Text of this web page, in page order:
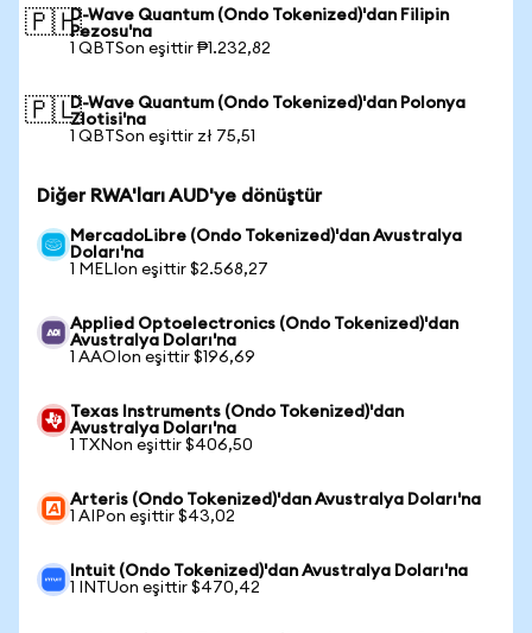
🇵🇭D-Wave Quantum (Ondo Tokenized)'dan Filipin
Pezosu'na
1 QBTSon eşittir ₱1.232,82
🇵🇱D-Wave Quantum (Ondo Tokenized)'dan Polonya
Zlotisi'na
1 QBTSon eşittir zł 75,51
Diğer RWA'ları AUD'ye dönüştür
MercadoLibre (Ondo Tokenized)'dan Avustralya
Doları'na
1 MELIon eşittir $2.568,27
Applied Optoelectronics (Ondo Tokenized)'dan
Avustralya Doları'na
1 AAOIon eşittir $196,69
Texas Instruments (Ondo Tokenized)'dan
Avustralya Doları'na
1 TXNon eşittir $406,50
Arteris (Ondo Tokenized)'dan Avustralya Doları'na
1 AIPon eşittir $43,02
Intuit (Ondo Tokenized)'dan Avustralya Doları'na
1 INTUon eşittir $470,42